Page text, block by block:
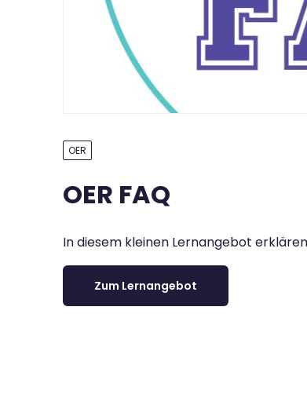
OER
OER FAQ
In diesem kleinen Lernangebot erklären
Zum Lernangebot